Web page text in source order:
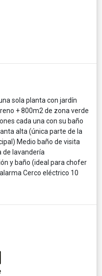
sola planta con jardín
+ 800m2 de zona verde
cada una con su baño
alta (única parte de la
Medio baño de visita
de lavandería
y baño (ideal para chofer
Cerco eléctrico 10